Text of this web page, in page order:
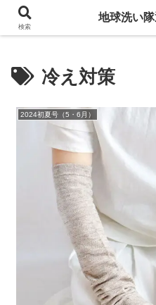
3ヵ月に一回発行している地
冷え対策
2024初夏号（5・6月）
検索
地球洗い